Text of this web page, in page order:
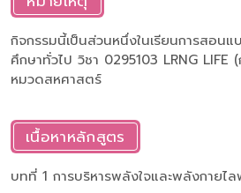
กิจกรรมนี้เป็นส่วนหนึ่งในเรียนการสอน
ศึกษาทั่วไป วิชา 0295103 LRNG LIFE
หมวดสหศาสตร์
เนื้อหาหลักสูตร
บทที่ 1 การบริหารพลังใจและพลังกายไ